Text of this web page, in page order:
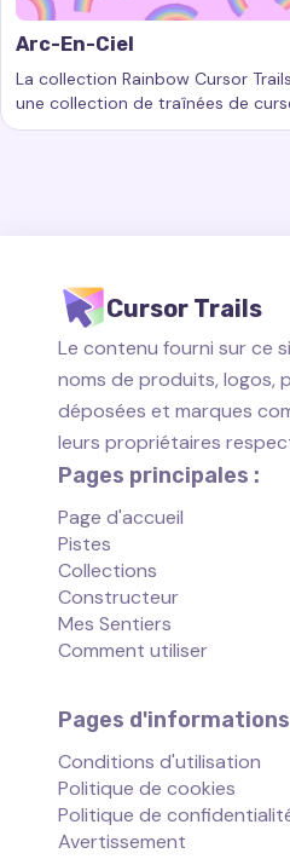
Arc-En-Ciel
La collection Rainbow Cursor
une collection de traînées de
passionnantes qui ajoutent un
Mots-clés :Arc-en-ciel,
Cursor Trails
Le contenu fourni sur ce
noms de produits, logos,
déposées et marques
leurs propriétaires
Pages principales :
Page d'accueil
Pistes
Collections
Constructeur
Mes Sentiers
Comment utiliser
Pages
Conditions d'utilisation
Politique de cookies
Politique de
Avertissement